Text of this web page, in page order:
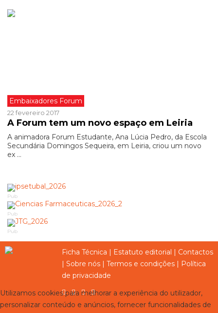
Embaixadores Forum
22 fevereiro 2017
A Forum tem um novo espaço em Leiria
A animadora Forum Estudante, Ana Lúcia Pedro, da Escola
Secundária Domingos Sequeira, em Leiria, criou um novo
ex ...
Pub
Pub
Pub
Ficha Técnica | Estatuto editorial | Contactos
| Sobre nós | Termos e condições | Política
de privacidade
Utilizamos cookies para melhorar a experiência do utilizador,
personalizar conteúdo e anúncios, fornecer funcionalidades de